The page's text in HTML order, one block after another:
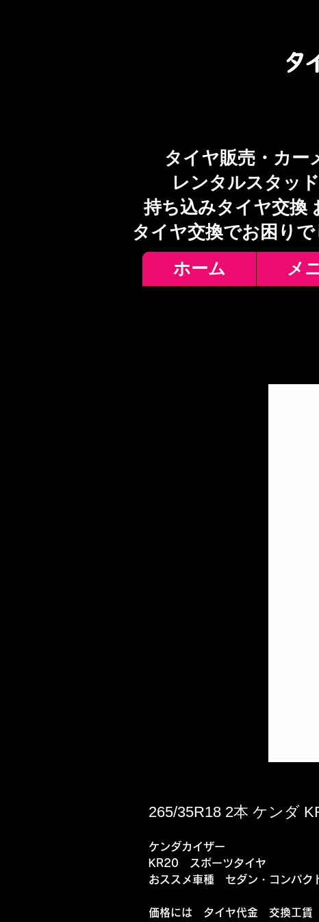
タイヤ販売・カー
レンタルスタッ
持ち込みタイヤ交換
タイヤ交換でお困り
ホーム メ
265/35R18 2本 ケンダ
ケンダカイザー
KR20 スポーツタイヤ
おススメ車種 セダン・コンパク
価格には タイヤ代金 交換工賃